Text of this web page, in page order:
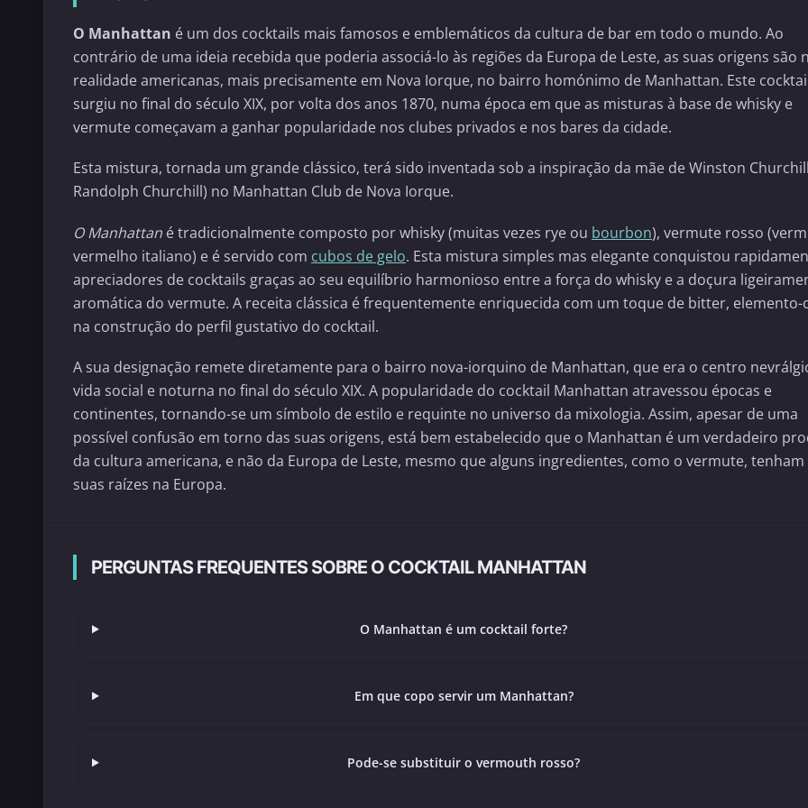
O Manhattan é um dos cocktails mais famosos e emblemáticos da cultura de bar em todo o mundo. Ao
contrário de uma ideia recebida que poderia associá-lo às regiões da Europa de Leste, as suas origens são
realidade americanas, mais precisamente em Nova Iorque, no bairro homónimo de Manhattan. Este
surgiu no final do século XIX, por volta dos anos 1870, numa época em que as misturas à base de whisky e
vermute começavam a ganhar popularidade nos clubes privados e nos bares da cidade.
Esta mistura, tornada um grande clássico, terá sido inventada sob a inspiração da mãe de Winston
Randolph Churchill) no Manhattan Club de Nova Iorque.
O Manhattan é tradicionalmente composto por whisky (muitas vezes rye ou bourbon), vermute rosso
vermelho italiano) e é servido com cubos de gelo. Esta mistura simples mas elegante conquistou
apreciadores de cocktails graças ao seu equilíbrio harmonioso entre a força do whisky e a doçura
aromática do vermute. A receita clássica é frequentemente enriquecida com um toque de bitter, elemento-
na construção do perfil gustativo do cocktail.
A sua designação remete diretamente para o bairro nova-iorquino de Manhattan, que era o centro
vida social e noturna no final do século XIX. A popularidade do cocktail Manhattan atravessou épocas e
continentes, tornando-se um símbolo de estilo e requinte no universo da mixologia. Assim, apesar de uma
possível confusão em torno das suas origens, está bem estabelecido que o Manhattan é um verdadeiro
da cultura americana, e não da Europa de Leste, mesmo que alguns ingredientes, como o vermute, tenham
suas raízes na Europa.
PERGUNTAS FREQUENTES SOBRE O COCKTAIL MANHATTAN
O Manhattan é um cocktail forte?
Em que copo servir um Manhattan?
Pode-se substituir o vermouth rosso?